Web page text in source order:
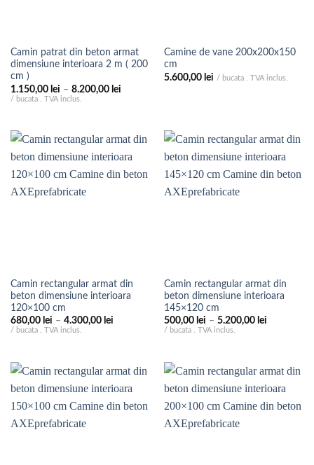
Camin patrat din beton armat
dimensiune interioara 2 m ( 200
cm )
1.150,00 lei – 8.200,00 leiInterval
8.200,00 lei
/ bucata . TVA inclus.
Camine de vane 200x200x150
cm
5.600,00 lei / bucata . TVA inclus.
Camin rectangular armat din
beton dimensiune interioara
120×100 cm
680,00 lei – 4.300,00 leiInterval
4.300,00 lei
/ bucata . TVA inclus.
Camin rectangular armat din
beton dimensiune interioara
145×120 cm
500,00 lei – 5.200,00 leiInterval
5.200,00
/ bucata . TVA inclus.